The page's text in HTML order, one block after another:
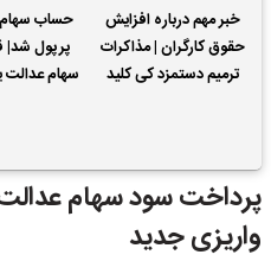
خبر مهم درباره افزایش
حقوق کارگران | مذاکرات
ترمیم دستمزد کی کلید
حساب سهام
پرپول شد|
سهام عدالت
پرداخت سود سهام
واریزی جدید